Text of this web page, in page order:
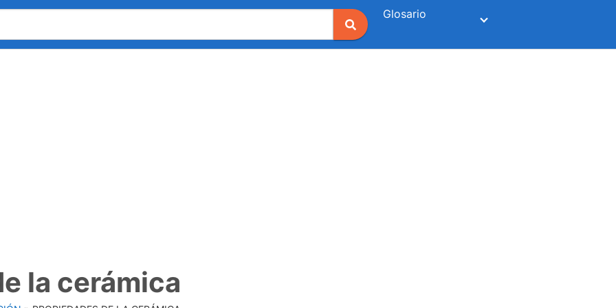
Glosario
la cerámica